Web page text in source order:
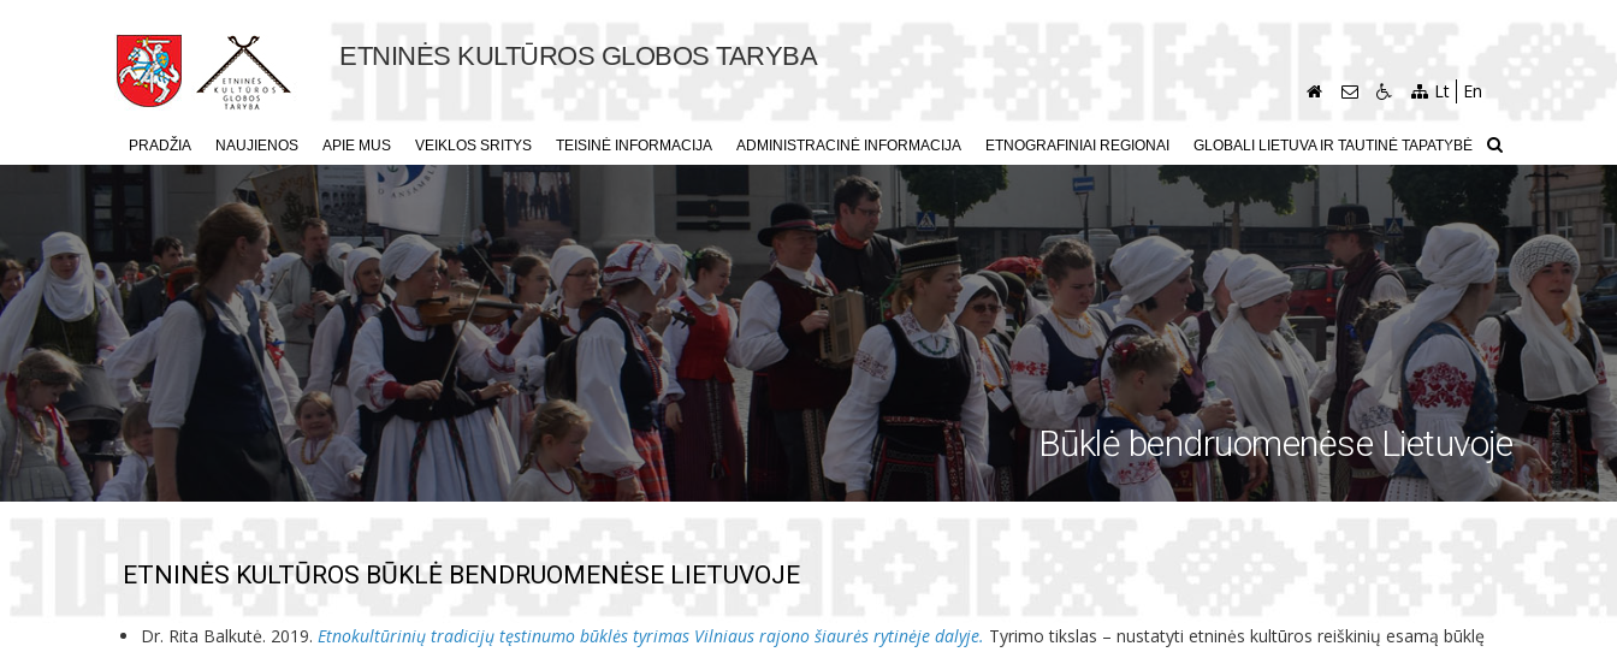
ETNINĖS KULTŪROS GLOBOS TARYBA
Lt En
PRADŽIA NAUJIENOS APIE MUS VEIKLOS SRITYS TEISINĖ INFORMACIJA ADMINISTRACINĖ INFORMACIJA ETNOGRAFINIAI REGIONAI GLOBALI LIETUVA IR TAUTINĖ TAPATYBĖ
Būklė bendruomenėse Lietuvoje
ETNINĖS KULTŪROS BŪKLĖ BENDRUOMENĖSE LIETUVOJE
Dr. Rita Balkutė. 2019. Etnokultūrinių tradicijų tęstinumo būklės tyrimas Vilniaus rajono šiaurės rytinėje dalyje. Tyrimo tikslas – nustatyti etninės kultūros reiškinių esamą būklę